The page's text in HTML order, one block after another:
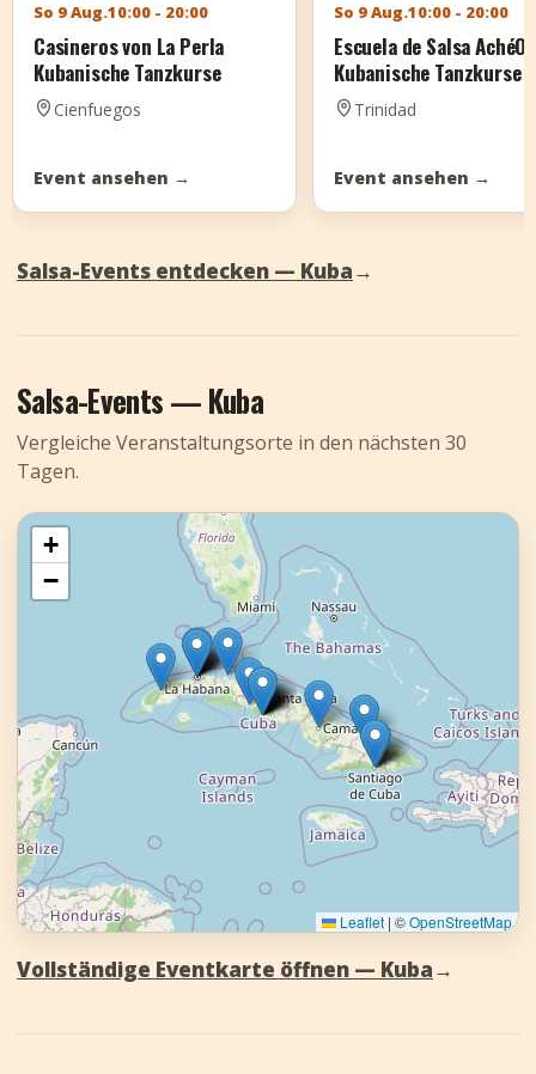
So 9 Aug.10:00 - 20:00
Casineros von La Perla
Kubanische Tanzkurse
Cienfuegos
Event ansehen →
So 9 Aug.10:00 - 20:00
Escuela de Salsa
Kubanische Tanzkurse
Trinidad
Event ansehen →
Salsa-Events entdecken — Kuba→
Salsa-Events — Kuba
Vergleiche Veranstaltungsorte in den nächsten 30
Tagen.
+
−
Leaflet | ©OpenStreetMap
Vollständige Eventkarte öffnen — Kuba→